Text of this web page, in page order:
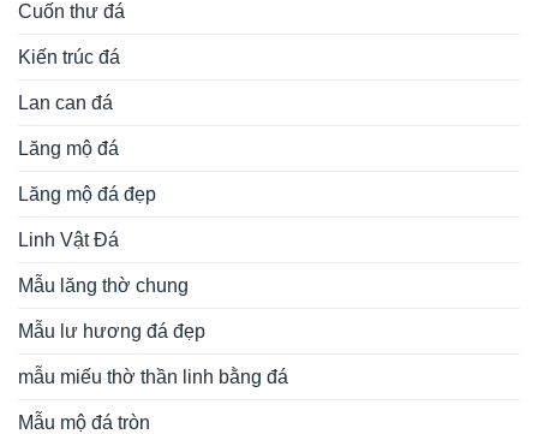
Cuốn thư đá
Kiến trúc đá
Lan can đá
Lăng mộ đá
Lăng mộ đá đẹp
Linh Vật Đá
Mẫu lăng thờ chung
Mẫu lư hương đá đẹp
mẫu miếu thờ thần linh bằng đá
Mẫu mộ đá tròn